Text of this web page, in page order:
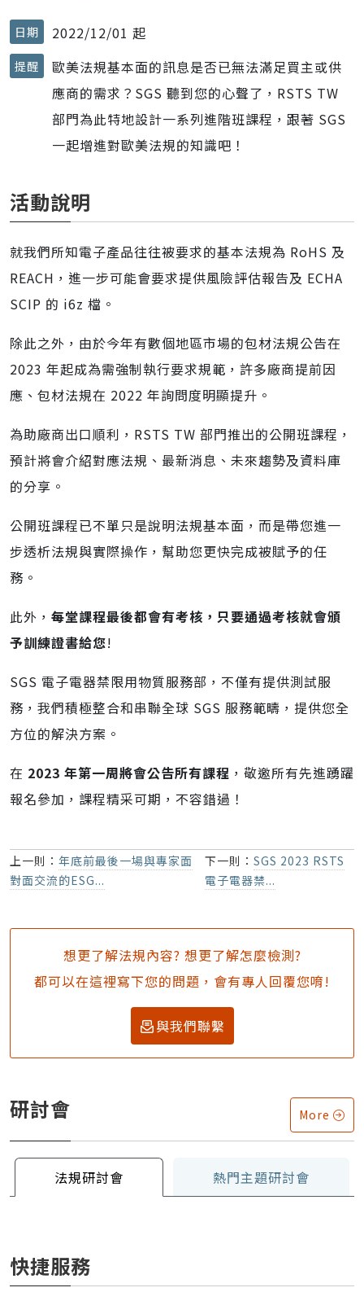
日期 2022/12/01 起
提醒
歐美法規基本面的訊息是否已無法滿足買主或供
應商的需求？SGS 聽到您的心聲了，RSTS TW
部門為此特地設計一系列進階班課程，跟著 SGS
一起增進對歐美法規的知識吧！
活動說明
就我們所知電子產品往往被要求的基本法規為 RoHS 及
REACH，進一步可能會要求提供風險評估報告及 ECHA
SCIP 的 i6z 檔。
除此之外，由於今年有數個地區市場的包材法規公告在
2023 年起成為需強制執行要求規範，許多廠商提前因
應、包材法規在 2022 年詢問度明顯提升。
為助廠商出口順利，RSTS TW 部門推出的公開班課程，
預計將會介紹對應法規、最新消息、未來趨勢及資料庫
的分享。
公開班課程已不單只是說明法規基本面，而是帶您進一
步透析法規與實際操作，幫助您更快完成被賦予的任
務。
此外， 每堂課程最後都會有考核，只要通過考核就會頒
予訓練證書給您!
SGS 電子電器禁限用物質服務部，不僅有提供測試服
務，我們積極整合和串聯全球 SGS 服務範疇，提供您全
方位的解決方案。
在 2023 年第一周將會公告所有課程 ，敬邀所有先進踴躍
報名參加，課程精采可期，不容錯過！
上一則： 年底前最後一場與專家面
對面交流的ESG...
下一則： SGS 2023 RSTS
電子電器禁...
想更了解法規內容? 想更了解怎麼檢測?
都可以在這裡寫下您的問題，會有專人回覆您唷!
與我們聯繫
研討會 More
法規研討會 熱門主題研討會
快捷服務